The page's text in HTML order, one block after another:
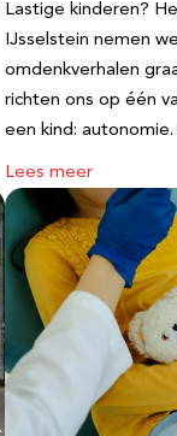
Lastige kinderen?
IJsselstein nemen
omdenkverhalen
richten ons op één
een kind:
Lees meer